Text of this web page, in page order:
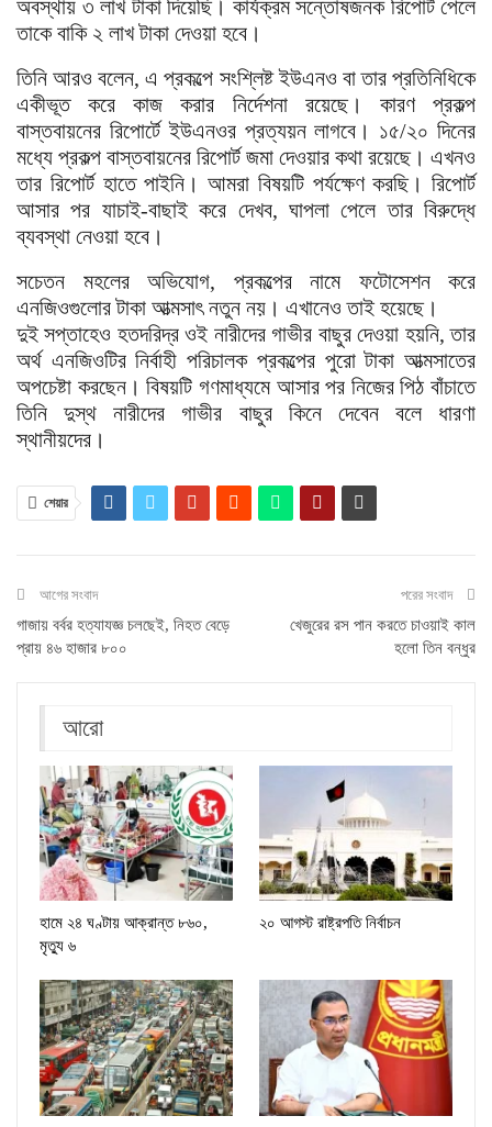
অবস্থায় ৩ লাখ টাকা দিয়েছি। কার্যক্রম সন্তোষজনক রিপোর্ট পেলে
তাকে বাকি ২ লাখ টাকা দেওয়া হবে।
তিনি আরও বলেন, এ প্রকল্পে সংশ্লিষ্ট ইউএনও বা তার প্রতিনিধিকে
একীভূত করে কাজ করার নির্দেশনা রয়েছে। কারণ প্রকল্প
বাস্তবায়নের রিপোর্টে ইউএনওর প্রত্যয়ন লাগবে। ১৫/২০ দিনের
মধ্যে প্রকল্প বাস্তবায়নের রিপোর্ট জমা দেওয়ার কথা রয়েছে। এখনও
তার রিপোর্ট হাতে পাইনি। আমরা বিষয়টি পর্যক্ষেণ করছি। রিপোর্ট
আসার পর যাচাই-বাছাই করে দেখব, ঘাপলা পেলে তার বিরুদ্ধে
ব্যবস্থা নেওয়া হবে।
সচেতন মহলের অভিযোগ, প্রকল্পের নামে ফটোসেশন করে
এনজিওগুলোর টাকা আত্মসাৎ নতুন নয়। এখানেও তাই হয়েছে।
দুই সপ্তাহেও হতদরিদ্র ওই নারীদের গাভীর বাছুর দেওয়া হয়নি, তার
অর্থ এনজিওটির নির্বাহী পরিচালক প্রকল্পের পুরো টাকা আত্মসাতের
অপচেষ্টা করছেন। বিষয়টি গণমাধ্যমে আসার পর নিজের পিঠ বাঁচাতে
তিনি দুস্থ নারীদের গাভীর বাছুর কিনে দেবেন বলে ধারণা
স্থানীয়দের।
শেয়ার
আগের সংবাদ
গাজায় বর্বর হত্যাযজ্ঞ চলছেই, নিহত বেড়ে
প্রায় ৪৬ হাজার ৮০০
পরের সংবাদ
খেজুরের রস পান করতে চাওয়াই কাল
হলো তিন বন্ধুর
আরো
হামে ২৪ ঘণ্টায় আক্রান্ত ৮৬০,
মৃত্যু ৬
২০ আগস্ট রাষ্ট্রপতি নির্বাচন